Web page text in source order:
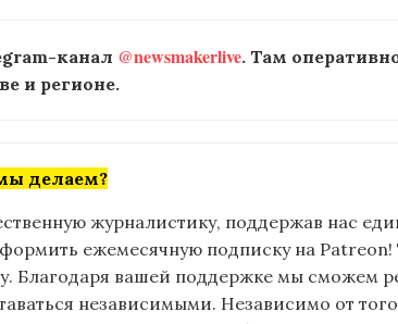
канал @newsmakerlive. Там
и регионе.
делаем?
журналистику, поддержав нас
ежемесячную подписку на Patreon!
Благодаря вашей поддержке мы сможем
независимыми. Независимо от